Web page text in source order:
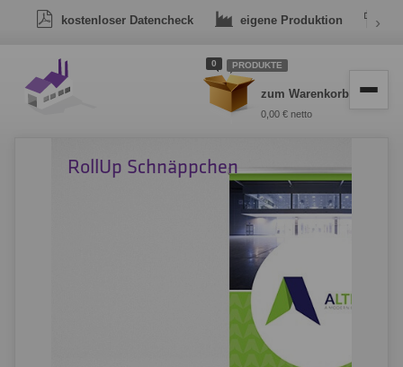
kostenloser Datencheck eigene Produktion ›
0 PRODUKTE
zum Warenkorb
0,00 € netto
RollUp Schnäppchen